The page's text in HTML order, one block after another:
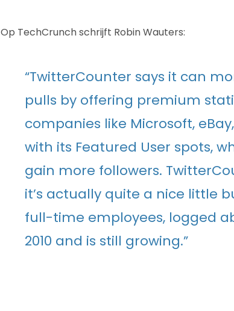
Op TechCrunch schrijft Robin Wauters:
“TwitterCounter says it can
pulls by offering premium
companies like Microsoft,
with its Featured User spots,
gain more followers.
it’s actually quite a nice little
full-time employees, logged
2010 and is still growing.”